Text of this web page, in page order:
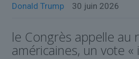
Donald Trump 30 juin 2026
le Congrès appelle
américaines, un vote